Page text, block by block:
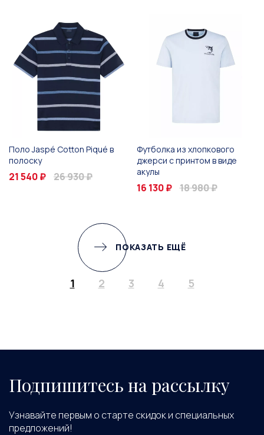
Поло Jaspé Cotton Piqué в
полоску
21 540 ₽ 26 930 ₽
Футболка из хлопкового
джерси с принтом в виде
акулы
16 130 ₽ 18 980 ₽
ПОКАЗАТЬ ЕЩЁ
1 2 3 4 5
Подпишитесь на рассылку
Узнавайте первым о старте скидок и специальных
предложений!